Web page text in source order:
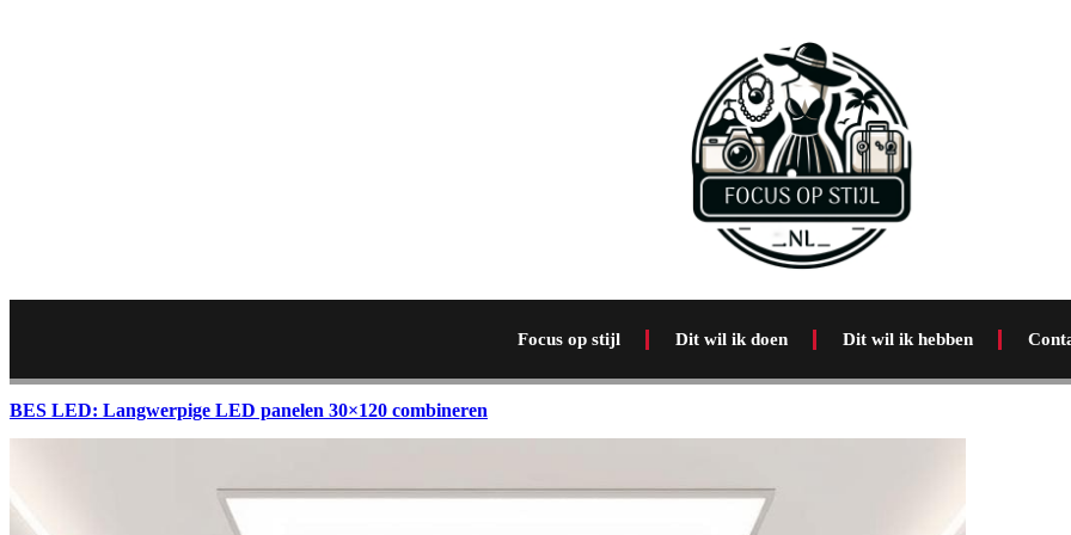
Focus op stijl Dit wil ik doen Dit wil ik hebben
BES LED: Langwerpige LED panelen 30×120 combineren